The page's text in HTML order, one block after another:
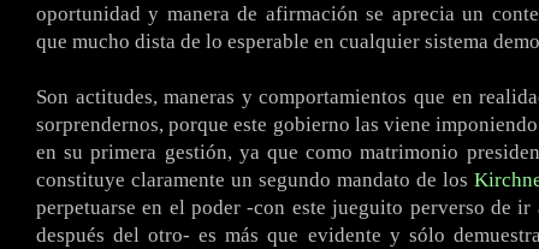
oportunidad y manera de afirmación se aprecia un
que mucho dista de lo esperable en cualquier sistema
Son actitudes, maneras y comportamientos que en
sorprendernos, porque este gobierno las viene
en su primera gestión, ya que como matrimonio
constituye claramente un segundo mandato de los
perpetuarse en el poder -con este jueguito perverso de ir
después del otro- es más que evidente y sólo